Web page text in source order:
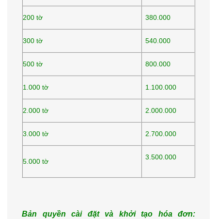
200 tờ 380.000
300 tờ 540.000
500 tờ 800.000
1.000 tờ 1.100.000
2.000 tờ 2.000.000
3.000 tờ 2.700.000
5.000 tờ
3.500.000
Bản quyền cài đặt và khởi tạo hóa đơn: